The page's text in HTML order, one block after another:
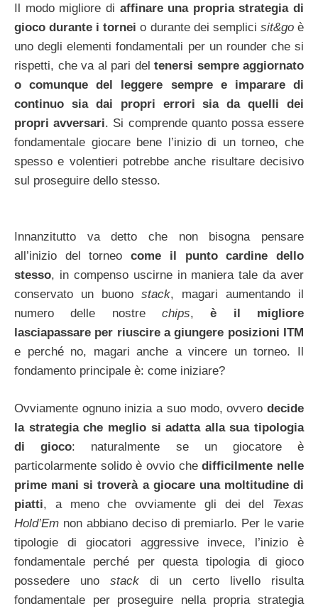
Il modo migliore di affinare una propria strategia di
gioco durante i tornei o durante dei semplici sit&goè
uno degli elementi fondamentali per un rounder che si
rispetti, che va al pari del tenersi sempre aggiornato
o comunque del leggere sempre e imparare di
continuo sia dai propri errori sia da quelli dei
propri avversari. Si comprende quanto possa essere
fondamentale giocare bene l’inizio di un torneo, che
spesso e volentieri potrebbe anche risultare decisivo
sul proseguire dello stesso.
Innanzitutto va detto che non bisogna pensare
all’inizio del torneocome il punto cardine dello
stesso, in compenso uscirne in maniera tale da aver
conservato un buono stack, magari aumentando il
numero delle nostre chips,è il migliore
lasciapassare per riuscire a giungere posizioni ITM
e perché no, magari anche a vincere un torneo. Il
fondamento principale è: come iniziare?
Ovviamente ognuno inizia a suo modo, ovvero decide
la strategia che meglio si adatta alla sua tipologia
di gioco: naturalmente se un giocatore è
particolarmente solido è ovvio chedifficilmente nelle
prime mani si troverà a giocare una moltitudine di
piatti, a meno che ovviamente gli dei del Texas
Hold’Em non abbiano deciso di premiarlo. Per le varie
tipologie di giocatori aggressive invece, l’inizio è
fondamentale perché per questa tipologia di gioco
possedere uno stackdi un certo livello risulta
fondamentale per proseguire nella propria strategia